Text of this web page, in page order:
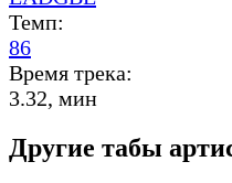
Темп:
86
Время трека:
3.32, мин
Другие табы